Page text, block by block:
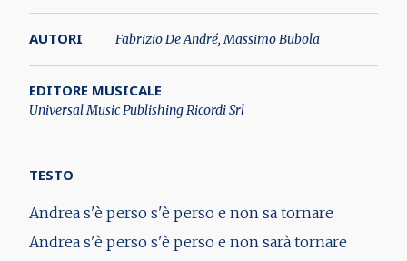
AUTORI Fabrizio De André, Massimo Bubola
EDITORE MUSICALE
Universal Music Publishing Ricordi Srl
TESTO
Andrea s'è perso s'è perso e non sa tornare
Andrea s'è perso s'è perso e non sarà tornare